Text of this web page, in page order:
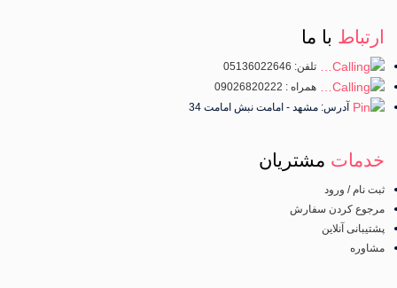
ارتباط با ما
تلفن: 05136022646
همراه : 09026820222
آدرس: مشهد - امامت نبش امامت 34
خدمات مشتریان
ثبت نام / ورود
مرجوع کردن سفارش
پشتیبانی آنلاین
مشاوره